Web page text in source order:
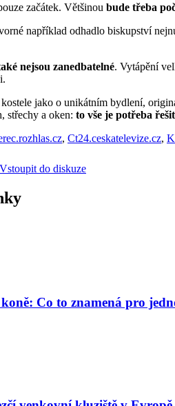
začátek. Většinou bude třeba
například odhadlo biskupství
nejsou zanedbatelné. Vytápění
jako o unikátním bydlení,
střechy a oken: to vše je potřeba
, Ct24.ceskatelevize.cz,
Vstoupit do diskuze
Co to znamená pro